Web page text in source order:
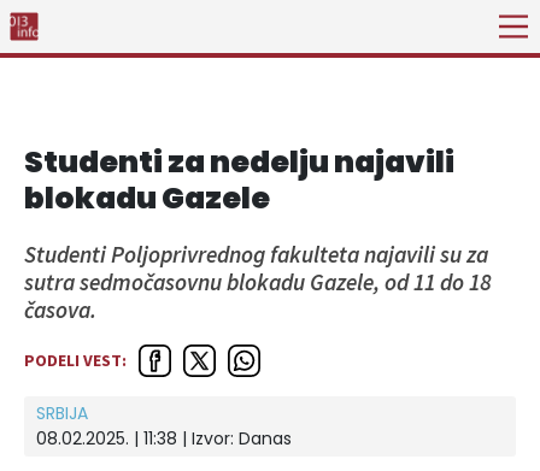
Studenti za nedelju najavili
blokadu Gazele
Studenti Poljoprivrednog fakulteta najavili su za
sutra sedmočasovnu blokadu Gazele, od 11 do 18
časova.
PODELI VEST:
SRBIJA
08.02.2025. | 11:38 | Izvor: Danas